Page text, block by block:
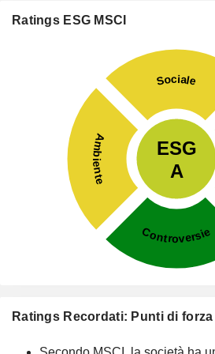
Ratings ESG MSCI
Ratings Recordati: Punti di